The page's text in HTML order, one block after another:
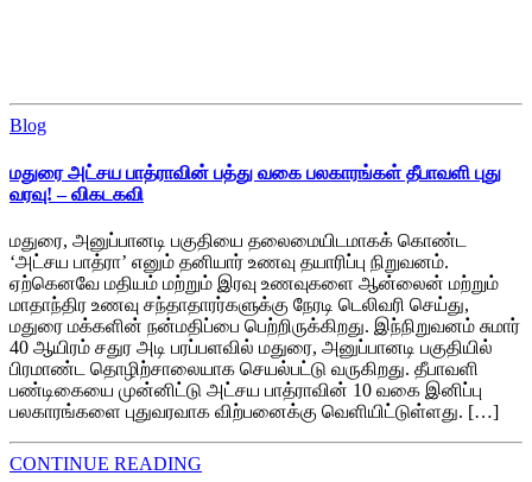
Blog
மதுரை அட்சய பாத்ராவின் பத்து வகை பலகாரங்கள் தீபாவளி புது
வரவு! – விகடகவி
மதுரை, அனுப்பானடி பகுதியை தலைமையிடமாகக் கொண்ட
‘அட்சய பாத்ரா’ எனும் தனியார் உணவு தயாரிப்பு நிறுவனம்.
ஏற்கெனவே மதியம் மற்றும் இரவு உணவுகளை ஆன்லைன் மற்றும்
மாதாந்திர உணவு சந்தாதாரர்களுக்கு நேரடி டெலிவரி செய்து,
மதுரை மக்களின் நன்மதிப்பை பெற்றிருக்கிறது. இந்நிறுவனம் சுமார்
40 ஆயிரம் சதுர அடி பரப்பளவில் மதுரை, அனுப்பானடி பகுதியில்
பிரமாண்ட தொழிற்சாலையாக செயல்பட்டு வருகிறது. தீபாவளி
பண்டிகையை முன்னிட்டு அட்சய பாத்ராவின் 10 வகை இனிப்பு
பலகாரங்களை புதுவரவாக விற்பனைக்கு வெளியிட்டுள்ளது. […]
CONTINUE READING